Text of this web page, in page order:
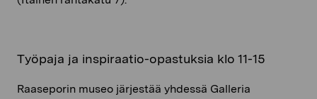
Työpaja ja inspiraatio-opastuksia klo 11-15
Raaseporin museo järjestää yhdessä Galleria